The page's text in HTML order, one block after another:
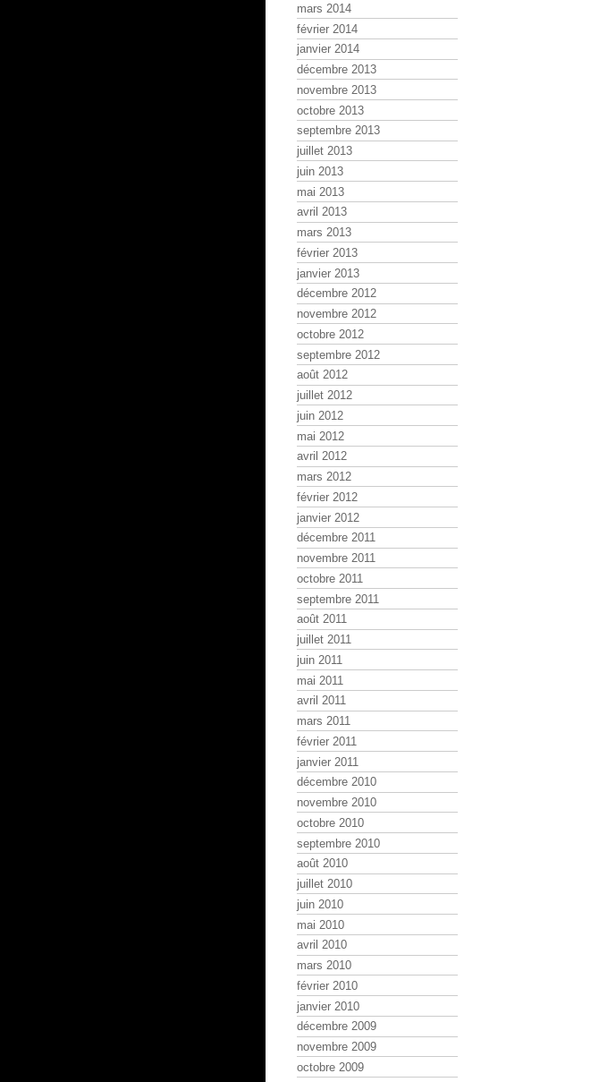
mars 2014
février 2014
janvier 2014
décembre 2013
novembre 2013
octobre 2013
septembre 2013
juillet 2013
juin 2013
mai 2013
avril 2013
mars 2013
février 2013
janvier 2013
décembre 2012
novembre 2012
octobre 2012
septembre 2012
août 2012
juillet 2012
juin 2012
mai 2012
avril 2012
mars 2012
février 2012
janvier 2012
décembre 2011
novembre 2011
octobre 2011
septembre 2011
août 2011
juillet 2011
juin 2011
mai 2011
avril 2011
mars 2011
février 2011
janvier 2011
décembre 2010
novembre 2010
octobre 2010
septembre 2010
août 2010
juillet 2010
juin 2010
mai 2010
avril 2010
mars 2010
février 2010
janvier 2010
décembre 2009
novembre 2009
octobre 2009